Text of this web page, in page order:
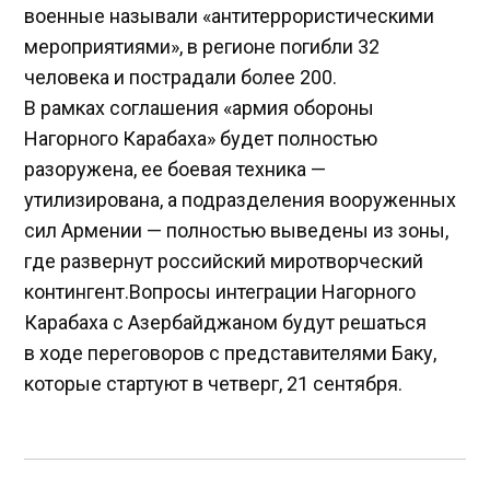
военные называли «антитеррористическими
мероприятиями», в регионе погибли 32
человека и пострадали более 200.
В рамках соглашения «армия обороны
Нагорного Карабаха» будет полностью
разоружена, ее боевая техника —
утилизирована, а подразделения вооруженных
сил Армении — полностью выведены из зоны,
где развернут российский миротворческий
контингент.Вопросы интеграции Нагорного
Карабаха с Азербайджаном будут решаться
в ходе переговоров с представителями Баку,
которые стартуют в четверг, 21 сентября.